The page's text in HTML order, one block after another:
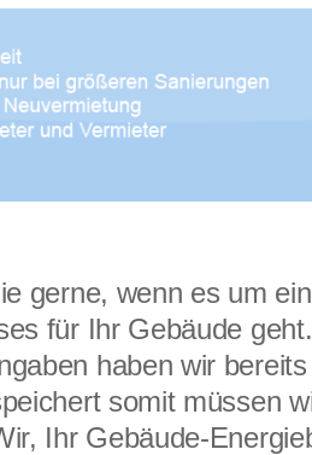
gerne, wenn es um
für Ihr Gebäude
haben wir
somit müssen
Ihr Gebäude-